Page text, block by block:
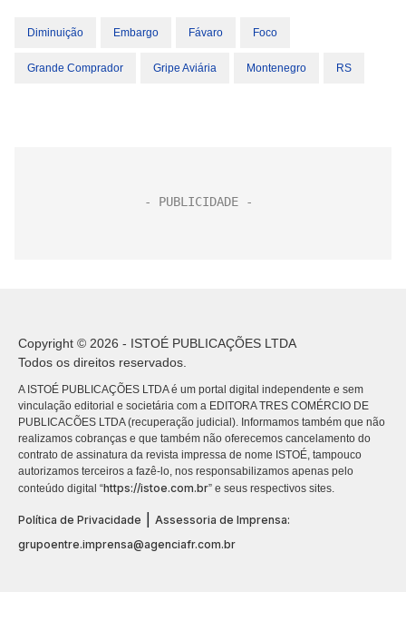
Diminuição Embargo Fávaro Foco
Grande Comprador Gripe Aviária Montenegro RS
Copyright © 2026 - ISTOÉ PUBLICAÇÕES LTDA
Todos os direitos reservados.
A ISTOÉ PUBLICAÇÕES LTDA é um portal digital independente e sem
vinculação editorial e societária com a EDITORA TRES COMÉRCIO DE
PUBLICACÕES LTDA (recuperação judicial). Informamos também que não
realizamos cobranças e que também não oferecemos cancelamento do
contrato de assinatura da revista impressa de nome ISTOÉ, tampouco
autorizamos terceiros a fazê-lo, nos responsabilizamos apenas pelo
conteúdo digital “https://istoe.com.br” e seus respectivos sites.
Política de Privacidade
Assessoria de Imprensa:
grupoentre.imprensa@agenciafr.com.br